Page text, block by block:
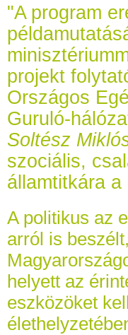
"A program
projekt
Országos
Guruló-
Soltész
szociális,
államtitkára
A politikus az
arról is
helyett az
eszközöket